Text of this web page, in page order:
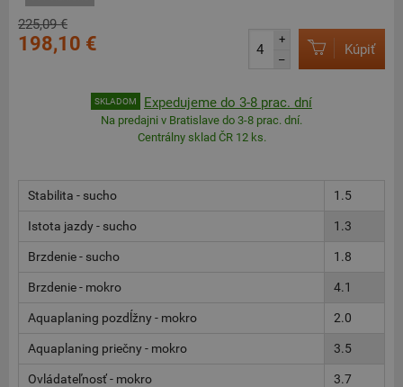
225,09 €
198,10 €
+
–
Kúpiť
SKLADOM Expedujeme do 3-8 prac. dní
Na predajni v Bratislave do 3-8 prac. dní.
Centrálny sklad ČR 12 ks.
Stabilita - sucho 1.5
Istota jazdy - sucho 1.3
Brzdenie - sucho 1.8
Brzdenie - mokro 4.1
Aquaplaning pozdĺžny - mokro 2.0
Aquaplaning priečny - mokro 3.5
Ovládateľnosť - mokro 3.7